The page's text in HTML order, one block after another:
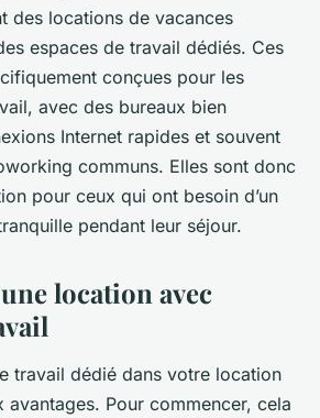
des locations de vacances
espaces de travail dédiés. Ces
conçues pour les
avec des bureaux bien
Internet rapides et souvent
communs. Elles sont donc
pour ceux qui ont besoin d’un
pendant leur séjour.
location avec
travail dédié dans votre location
Pour commencer, cela